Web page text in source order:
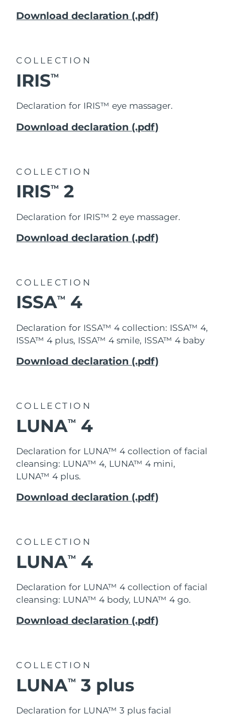
Download declaration (.pdf)
COLLECTION
IRISTM
Declaration for IRIS™ eye massager.
Download declaration (.pdf)
COLLECTION
IRISTM 2
Declaration for IRIS™ 2 eye massager.
Download declaration (.pdf)
COLLECTION
ISSATM 4
Declaration for ISSA™ 4 collection: ISSA™ 4,
ISSA™ 4 plus, ISSA™ 4 smile, ISSA™ 4 baby
Download declaration (.pdf)
COLLECTION
LUNATM 4
Declaration for LUNA™ 4 collection of facial
cleansing: LUNA™ 4, LUNA™ 4 mini,
LUNA™ 4 plus.
Download declaration (.pdf)
COLLECTION
LUNATM 4
Declaration for LUNA™ 4 collection of facial
cleansing: LUNA™ 4 body, LUNA™ 4 go.
Download declaration (.pdf)
COLLECTION
LUNATM 3 plus
Declaration for LUNA™ 3 plus facial